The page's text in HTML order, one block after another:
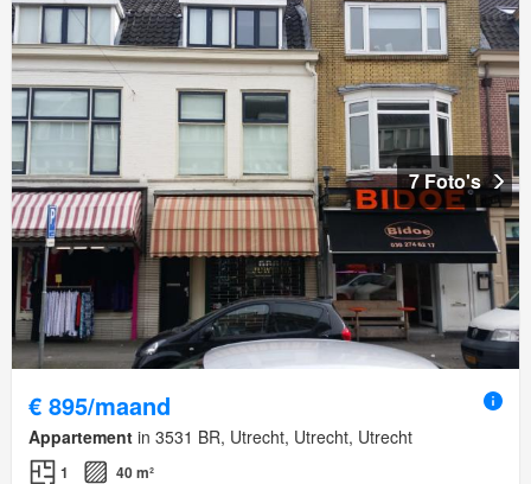
7 Foto's
€ 895/maand
Appartement in 3531 BR, Utrecht, Utrecht, Utrecht
1 40 m²